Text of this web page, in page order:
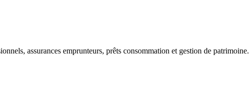
assurances emprunteurs, prêts consommation et gestion de patrimoine.